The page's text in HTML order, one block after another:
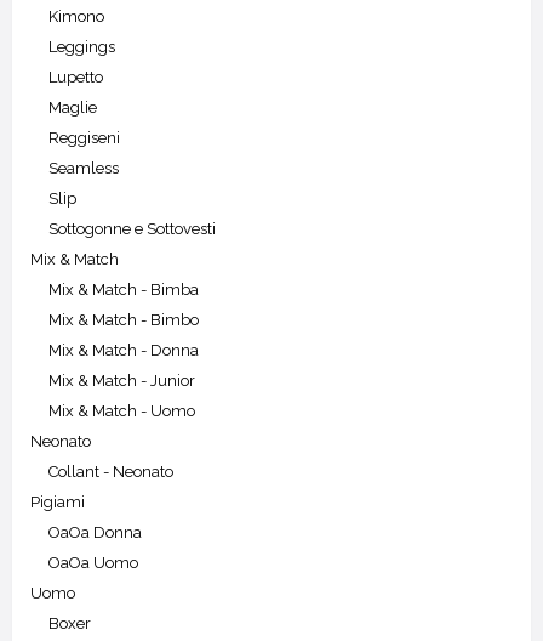
Kimono
Leggings
Lupetto
Maglie
Reggiseni
Seamless
Slip
Sottogonne e Sottovesti
Mix & Match
Mix & Match - Bimba
Mix & Match - Bimbo
Mix & Match - Donna
Mix & Match - Junior
Mix & Match - Uomo
Neonato
Collant - Neonato
Pigiami
OaOa Donna
OaOa Uomo
Uomo
Boxer